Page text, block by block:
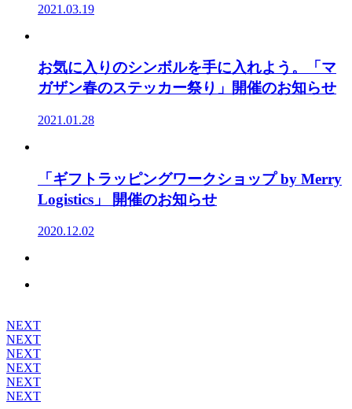
2021.03.19
お気に入りのシンボルを手に入れよう。「マ
ガザン春のステッカー祭り」開催のお知らせ
2021.01.28
「ギフトラッピングワークショップ by Merry
Logistics」 開催のお知らせ
2020.12.02
NEXT
NEXT
NEXT
NEXT
NEXT
NEXT